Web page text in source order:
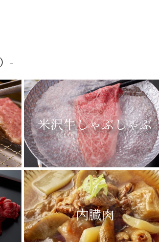
米沢牛しゃぶしゃぶ
内臓肉